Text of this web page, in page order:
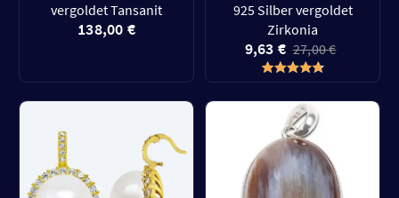
vergoldet Tansanit
138,00 €
925 Silber vergoldet
Zirkonia
9,63 € 27,00 €